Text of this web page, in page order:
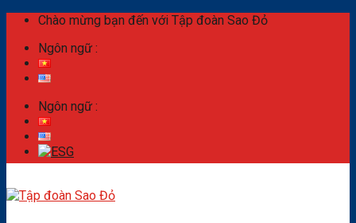
Skip
content
Chào mừng bạn đến với Tập đoàn Sao Đỏ
Ngôn ngữ :
Ngôn ngữ :